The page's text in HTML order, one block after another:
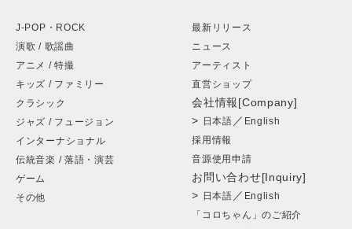
閉じる
J-POP・ROCK
演歌 / 歌謡曲
アニメ / 特撮
キッズ / ファミリー
クラシック
ジャズ / フュージョン
インターナショナル
伝統音楽 / 落語・演芸
ゲーム
その他
最新リリース
ニュース
アーティスト
直営ショップ
会社情報[Company]
> 日本語 ／ English
採用情報
音源使用申請
お問い合わせ[Inquiry]
> 日本語 ／ English
「コロちゃん」のご紹介